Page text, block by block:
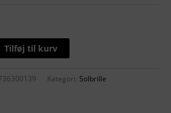
Tilføj til kurv
Kategori: Solbrille